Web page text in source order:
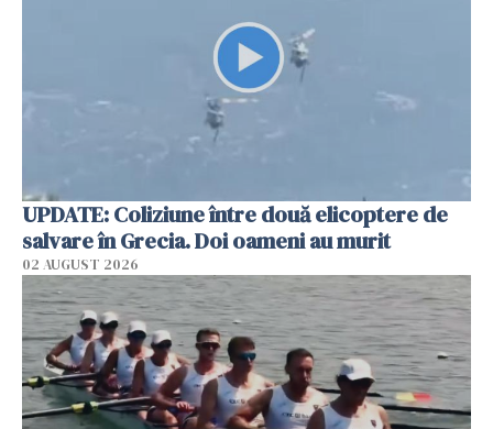
UPDATE: Coliziune între două elicoptere de
salvare în Grecia. Doi oameni au murit
02 AUGUST 2026